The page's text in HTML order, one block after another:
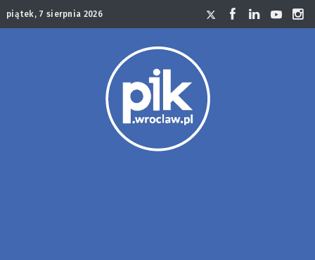
piątek, 7 sierpnia 2026